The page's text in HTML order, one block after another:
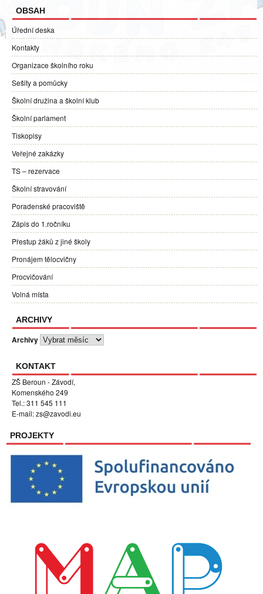
OBSAH
Úřední deska
Kontakty
Organizace školního roku
Sešity a pomůcky
Školní družina a školní klub
Školní parlament
Tiskopisy
Veřejné zakázky
TS – rezervace
Školní stravování
Poradenské pracoviště
Zápis do 1.ročníku
Přestup žáků z jiné školy
Pronájem tělocvičny
Procvičování
Volná místa
ARCHIVY
Archivy
KONTAKT
ZŠ Beroun - Závodí,
Komenského 249
Tel.: 311 545 111
E-mail:zs@zavodi.eu
PROJEKTY